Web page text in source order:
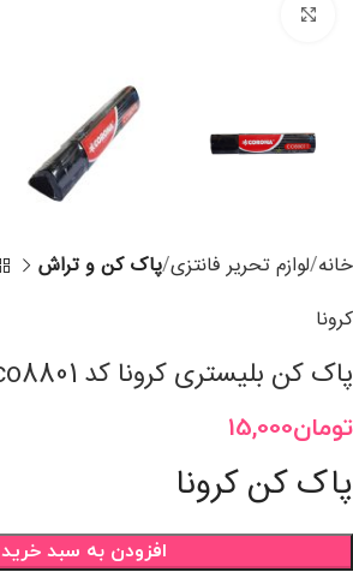
خانه لوازم تحریر فانتزی پاک کن و تراش
کرونا
پاک کن بلیستری کرونا کد co8801
تومان15,000
پاک کن کرونا
افزودن به سبد خرید